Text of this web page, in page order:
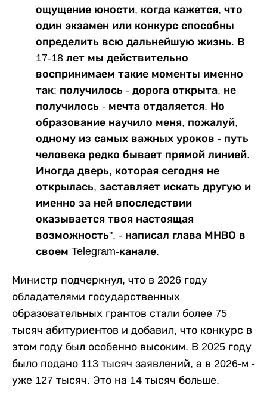
ощущение юности, когда кажется, что
один экзамен или конкурс способны
определить всю дальнейшую жизнь. В
17-18 лет мы действительно
воспринимаем такие моменты именно
так: получилось - дорога открыта, не
получилось - мечта отдаляется. Но
образование научило меня, пожалуй,
одному из самых важных уроков - путь
человека редко бывает прямой линией.
Иногда дверь, которая сегодня не
открылась, заставляет искать другую и
именно за ней впоследствии
оказывается твоя настоящая
возможность", - написал глава МНВО в
своем Telegram-канале.
Министр подчеркнул, что в 2026 году
обладателями государственных
образовательных грантов стали более 75
тысяч абитуриентов и добавил, что конкурс в
этом году был особенно высоким. В 2025 году
было подано 113 тысяч заявлений, а в 2026-м -
уже 127 тысяч. Это на 14 тысяч больше.